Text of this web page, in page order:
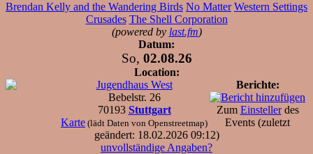
Brendan Kelly and the Wandering Birds No Matter Western Settings
Crusades The Shell Corporation
(powered by last.fm)
Datum:
So, 02.08.26
Location:
Jugendhaus West
Bebelstr. 26
70193 Stuttgart
Karte (lädt Daten von Openstreetmap)
Berichte:
Zum Einstellerdes
Events (zuletzt
geändert: 18.02.2026 09:12)
unvollständige Angaben?